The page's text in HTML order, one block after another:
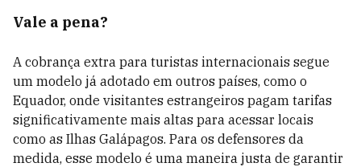
Vale a pena?
A cobrança extra para turistas internacionais segue
um modelo já adotado em outros países, como o
Equador, onde visitantes estrangeiros pagam tarifas
significativamente mais altas para acessar locais
como as Ilhas Galápagos. Para os defensores da
medida, esse modelo é uma maneira justa de garantir